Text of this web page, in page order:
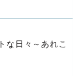
日々～あれこ